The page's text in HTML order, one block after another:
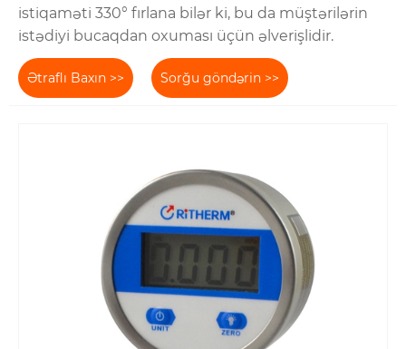
istiqaməti 330° fırlana bilər ki, bu da müştərilərin
istədiyi bucaqdan oxuması üçün əlverişlidir.
Ətraflı Baxın >> Sorğu göndərin >>